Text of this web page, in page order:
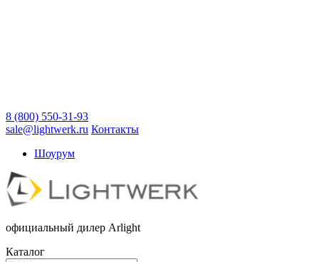
8 (800) 550-31-93
sale@lightwerk.ru Контакты
Шоурум
официальный дилер Arlight
Каталог